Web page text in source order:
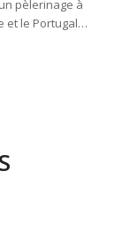
pèlerinage à
et le Portugal…